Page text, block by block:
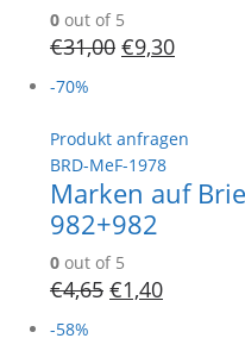
0 out of 5
€31,00 €9,30
-70%
Produkt anfragen
BRD-MeF-1978
Marken auf
982+982
0 out of 5
€4,65 €1,40
-58%